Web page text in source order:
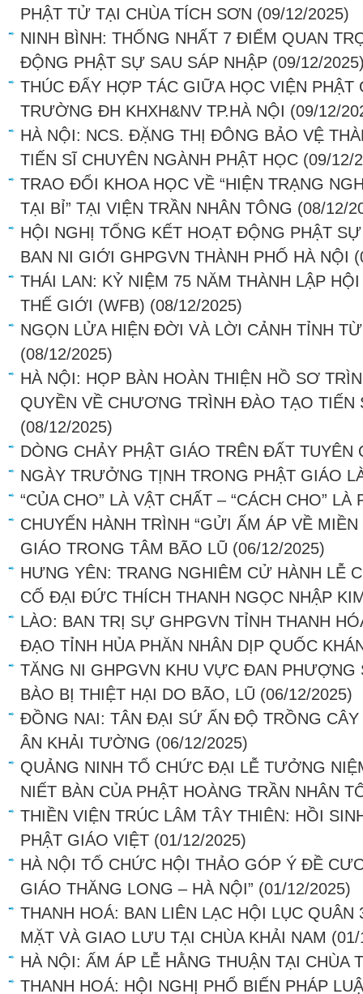
PHẬT TỬ TẠI CHÙA TÍCH SƠN (09/12/2025)
NINH BÌNH: THỐNG NHẤT 7 ĐIỂM QUAN
ĐỘNG PHẬT SỰ SAU SÁP NHẬP (09/12/
THÚC ĐẨY HỢP TÁC GIỮA HỌC VIỆN PHẬT
TRƯỜNG ĐH KHXH&NV TP.HÀ NỘI (09/12/
HÀ NỘI: NCS. ĐẶNG THỊ ĐÔNG BẢO VỆ
TIẾN SĨ CHUYÊN NGÀNH PHẬT HỌC (09/12/
TRAO ĐỔI KHOA HỌC VỀ “HIỆN TRẠNG
TẠI BỈ” TẠI VIỆN TRẦN NHÂN TÔNG (08/12/
HỘI NGHỊ TỔNG KẾT HOẠT ĐỘNG PHẬT
BAN NI GIỚI GHPGVN THÀNH PHỐ HÀ NỘI
THÁI LAN: KỶ NIỆM 75 NĂM THÀNH LẬP
THẾ GIỚI (WFB) (08/12/2025)
NGỌN LỬA HIỆN ĐỜI VÀ LỜI CẢNH TỈNH
(08/12/2025)
HÀ NỘI: HỌP BÀN HOÀN THIỆN HỒ SƠ
QUYỀN VỀ CHƯƠNG TRÌNH ĐÀO TẠO TIẾN
(08/12/2025)
DÒNG CHẢY PHẬT GIÁO TRÊN ĐẤT TUYÊN
NGÀY TRƯỞNG TỊNH TRONG PHẬT GIÁO
“CỦA CHO” LÀ VẬT CHẤT – “CÁCH CHO” LÀ
CHUYẾN HÀNH TRÌNH “GỬI ẤM ÁP VỀ MIỀN
GIÁO TRONG TÂM BÃO LŨ (06/12/2025)
HƯNG YÊN: TRANG NGHIÊM CỬ HÀNH LỄ
CỐ ĐẠI ĐỨC THÍCH THANH NGỌC NHẬP
LÀO: BAN TRỊ SỰ GHPGVN TỈNH THANH
ĐẠO TỈNH HỦA PHĂN NHÂN DỊP QUỐC
TĂNG NI GHPGVN KHU VỰC ĐAN PHƯỢNG
BÀO BỊ THIỆT HẠI DO BÃO, LŨ (06/12/2025)
ĐỒNG NAI: TÂN ĐẠI SỨ ẤN ĐỘ TRỒNG
ÂN KHẢI TƯỜNG (06/12/2025)
QUẢNG NINH TỔ CHỨC ĐẠI LỄ TƯỞNG
NIẾT BÀN CỦA PHẬT HOÀNG TRẦN NHÂN
THIỀN VIỆN TRÚC LÂM TÂY THIÊN: HỒI
PHẬT GIÁO VIỆT (01/12/2025)
HÀ NỘI TỔ CHỨC HỘI THẢO GÓP Ý ĐỀ
GIÁO THĂNG LONG – HÀ NỘI” (01/12/2025)
THANH HOÁ: BAN LIÊN LẠC HỘI LỤC
MẶT VÀ GIAO LƯU TẠI CHÙA KHẢI NAM
HÀ NỘI: ẤM ÁP LỄ HẰNG THUẬN TẠI CHÙA
THANH HOÁ: HỘI NGHỊ PHỔ BIẾN PHÁP